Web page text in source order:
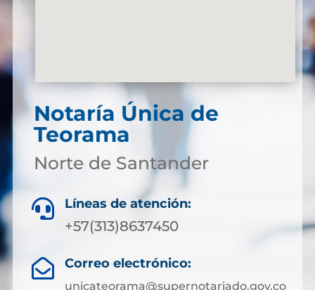
Notaría Única de
Teorama
Norte de Santander
 Líneas de atención:
+57(313)8637450
 Correo electrónico:
unicateorama@supernotariado.gov.co